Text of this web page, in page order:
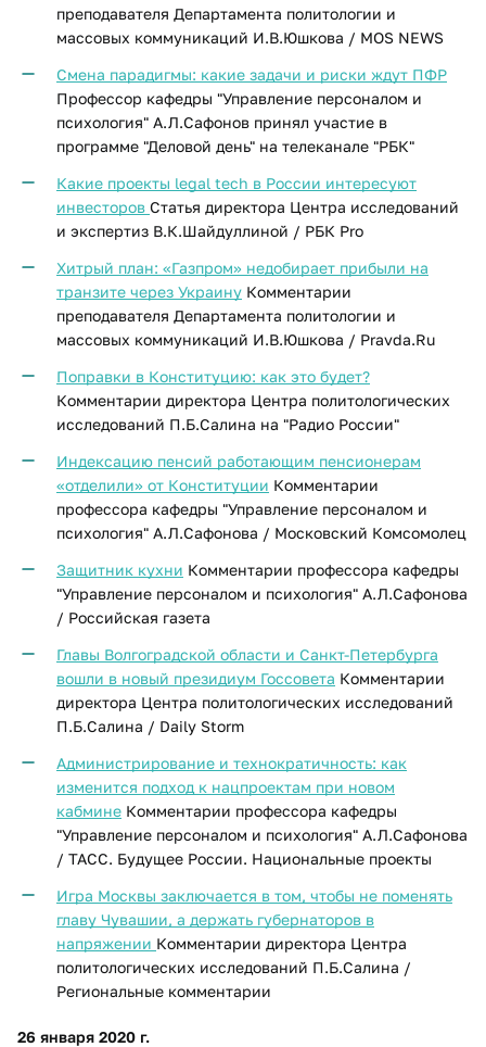
преподавателя Департамента политологии и
массовых коммуникаций И.В.Юшкова / MOS NEWS
Смена парадигмы: какие задачи и риски ждут ПФР
Профессор кафедры "Управление персоналом и
психология" А.Л.Сафонов принял участие в
программе "Деловой день" на телеканале "РБК"
Какие проекты legal tech в России интересуют
инвесторов Статья директора Центра исследований
и экспертиз В.К.Шайдуллиной / РБК Pro
Хитрый план: «Газпром» недобирает прибыли на
транзите через Украину Комментарии
преподавателя Департамента политологии и
массовых коммуникаций И.В.Юшкова​ / Pravda.Ru
Поправки в Конституцию: как это будет?
Комментарии директора Центра политологических
исследований П.Б.Салина на "Радио России"
Индексацию пенсий работающим пенсионерам
«отделили» от Конституции Комментарии
профессора кафедры "Управление персоналом и
психология" А.Л.Сафонова / Московский Комсомолец
Защитник кухни Комментарии профессора кафедры
"Управление персоналом и психология" А.Л.Сафонова
/ Российская газета
Главы Волгоградской области и Санкт-Петербурга
вошли в новый президиум Госсовета Комментарии
директора Центра политологических исследований
П.Б.Салина / Daily Storm
Администрирование и технократичность: как
изменится подход к нацпроектам при новом
кабмине Комментарии профессора кафедры
"Управление персоналом и психология" А.Л.Сафонова
/ ТАСС. Будущее России. Национальные проекты
Игра Москвы заключается в том, чтобы не поменять
главу Чувашии, а держать губернаторов в
напряжении Комментарии директора Центра
политологических исследований П.Б.Салина /
Региональные комментарии
26 января 2020 г.